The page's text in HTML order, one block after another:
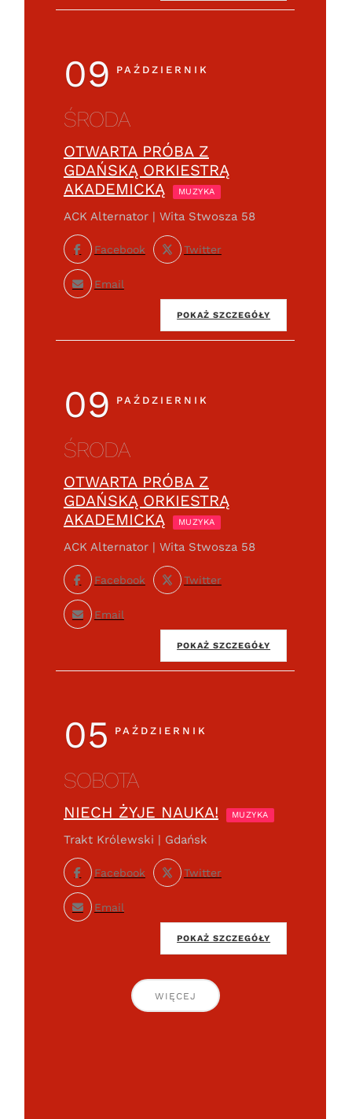
09 PAŹDZIERNIK
ŚRODA
OTWARTA PRÓBA Z
GDAŃSKĄ ORKIESTRĄ
AKADEMICKĄ
MUZYKA
ACK Alternator | Wita Stwosza 58
Facebook Twitter
Email
POKAŻ SZCZEGÓŁY
09 PAŹDZIERNIK
ŚRODA
OTWARTA PRÓBA Z
GDAŃSKĄ ORKIESTRĄ
AKADEMICKĄ
MUZYKA
ACK Alternator | Wita Stwosza 58
Facebook Twitter
Email
POKAŻ SZCZEGÓŁY
05 PAŹDZIERNIK
SOBOTA
NIECH ŻYJE NAUKA! MUZYKA
Trakt Królewski | Gdańsk
Facebook Twitter
Email
POKAŻ SZCZEGÓŁY
WIĘCEJ